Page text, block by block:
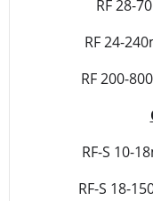
RF 28-
RF 24-
RF 200-
RF-S 10-
RF-S 18-